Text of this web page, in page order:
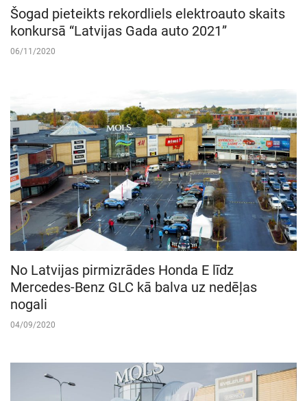
Šogad pieteikts rekordliels elektroauto skaits
konkursā “Latvijas Gada auto 2021”
06/11/2020
No Latvijas pirmizrādes Honda E līdz
Mercedes-Benz GLC kā balva uz nedēļas
nogali
04/09/2020